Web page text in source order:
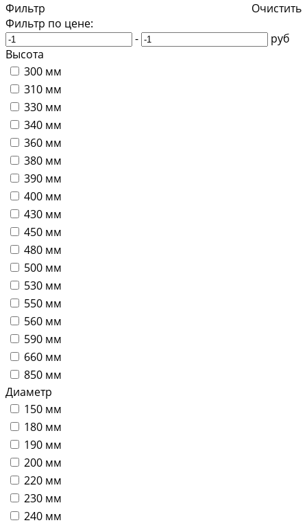
Фильтр
Очистить
Фильтр по цене:
-
руб
Высота
300 мм
310 мм
330 мм
340 мм
360 мм
380 мм
390 мм
400 мм
430 мм
450 мм
480 мм
500 мм
530 мм
550 мм
560 мм
590 мм
660 мм
850 мм
Диаметр
150 мм
180 мм
190 мм
200 мм
220 мм
230 мм
240 мм